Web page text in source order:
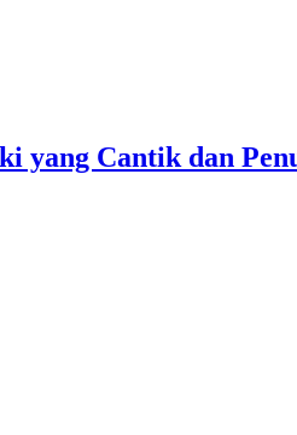
yang Cantik dan